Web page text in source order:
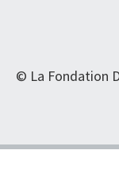
© La Fondation